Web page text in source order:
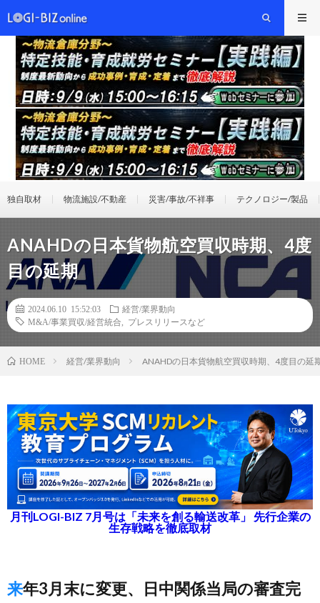
独自取材 物流施設/不動産 災害/事故/不祥事 テクノロジー/製品
ANAHDの日本貨物航空買収時期、4度
目の延期
2024.06.10 15:52:03
経営/業界動向
M&A/事業買収/経営統合
プレスリリースなど
HOME 経営/業界動向 ANAHDの日本貨物航空買収時期、4度目の延
月刊LOGI-BIZ 7月号は「未来を創る輸送改革」 先行企業の
生存戦略を徹底取材
来年3月末に変更、日中関係当局の審査完